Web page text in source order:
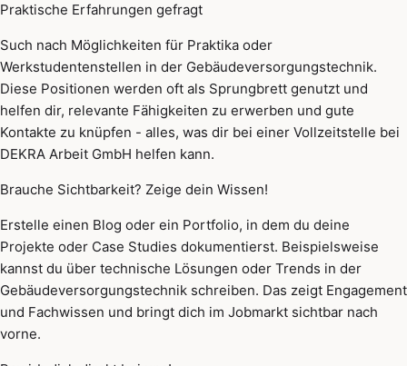
Praktische Erfahrungen gefragt
Such nach Möglichkeiten für Praktika oder
Werkstudentenstellen in der Gebäudeversorgungstechnik.
Diese Positionen werden oft als Sprungbrett genutzt und
helfen dir, relevante Fähigkeiten zu erwerben und gute
Kontakte zu knüpfen - alles, was dir bei einer Vollzeitstelle bei
DEKRA Arbeit GmbH helfen kann.
Brauche Sichtbarkeit? Zeige dein Wissen!
Erstelle einen Blog oder ein Portfolio, in dem du deine
Projekte oder Case Studies dokumentierst. Beispielsweise
kannst du über technische Lösungen oder Trends in der
Gebäudeversorgungstechnik schreiben. Das zeigt Engagement
und Fachwissen und bringt dich im Jobmarkt sichtbar nach
vorne.